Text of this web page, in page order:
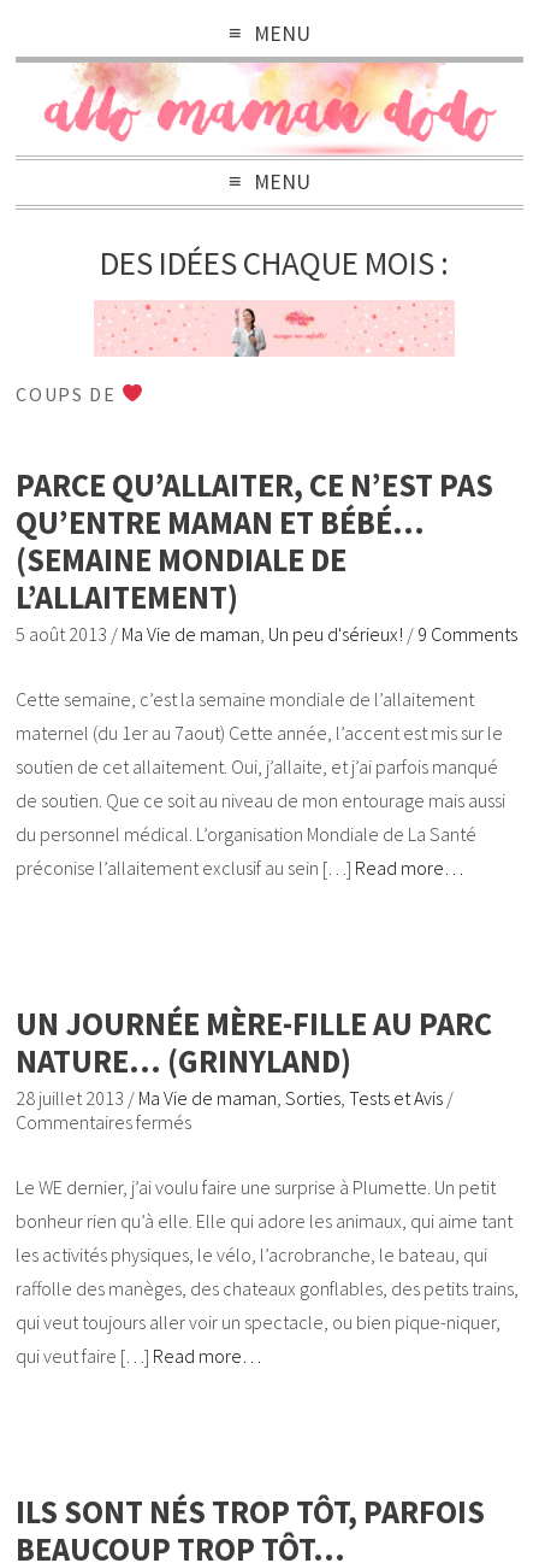
MENU
MENU
DES IDÉES CHAQUE MOIS :
COUPS DE
PARCE QU’ALLAITER, CE N’EST PAS
QU’ENTRE MAMAN ET BÉBÉ…
(SEMAINE MONDIALE DE
L’ALLAITEMENT)
5 août 2013 / Ma Vie de maman Un peu d'sérieux! / 9 Comments
Cette semaine, c’est la semaine mondiale de l’allaitement
maternel (du 1er au 7aout) Cette année, l’accent est mis sur le
soutien de cet allaitement. Oui, j’allaite, et j’ai parfois manqué
de soutien. Que ce soit au niveau de mon entourage mais aussi
du personnel médical. L’organisation Mondiale de La Santé
préconise l’allaitement exclusif au sein […] Read more…
UN JOURNÉE MÈRE-FILLE AU PARC
NATURE… (GRINYLAND)
28 juillet 2013 / Ma Vie de maman ,Sorties ,Tests et Avis /
Commentaires fermés
Le WE dernier, j’ai voulu faire une surprise à Plumette. Un petit
bonheur rien qu’à elle. Elle qui adore les animaux, qui aime tant
les activités physiques, le vélo, l’acrobranche, le bateau, qui
raffolle des manèges, des chateaux gonflables, des petits trains,
qui veut toujours aller voir un spectacle, ou bien pique-niquer,
qui veut faire […] Read more…
ILS SONT NÉS TROP TÔT, PARFOIS
BEAUCOUP TROP TÔT…